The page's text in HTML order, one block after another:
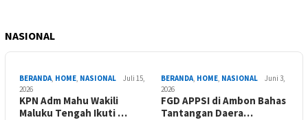
NASIONAL
BERANDA, HOME, NASIONAL
Juli 15,
2026
KPN Adm Mahu Wakili
Maluku Tengah Ikuti …
BERANDA, HOME, NASIONAL
Juni 3,
2026
FGD APPSI di Ambon Bahas
Tantangan Daera…